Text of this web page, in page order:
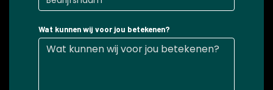
Wat kunnen wij voor jou betekenen?